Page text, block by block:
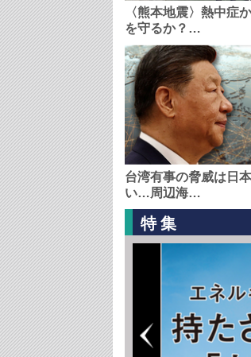
〈熊本地震〉熱中症
を守るか？…
台湾有事の脅威は日
い…周辺海…
特集